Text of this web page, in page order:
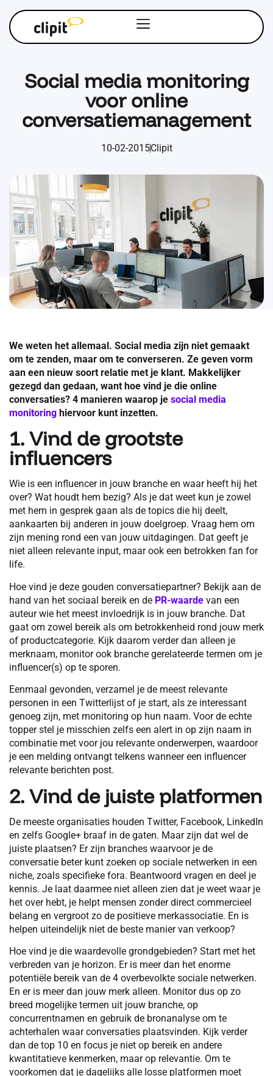
Social media monitoring
voor online
conversatiemanagement
10-02-2015Clipit
We weten het allemaal. Social media zijn niet gemaakt
om te zenden, maar om te converseren. Ze geven vorm
aan een nieuw soort relatie met je klant. Makkelijker
gezegd dan gedaan, want hoe vind je die online
conversaties? 4 manieren waarop je social media
monitoring hiervoor kunt inzetten.
1. Vind de grootste
influencers
Wie is een influencer in jouw branche en waar heeft hij het
over? Wat houdt hem bezig? Als je dat weet kun je zowel
met hem in gesprek gaan als de topics die hij deelt,
aankaarten bij anderen in jouw doelgroep. Vraag hem om
zijn mening rond een van jouw uitdagingen. Dat geeft je
niet alleen relevante input, maar ook een betrokken fan for
life.
Hoe vind je deze gouden conversatiepartner? Bekijk aan de
hand van het sociaal bereik en de PR-waarde van een
auteur wie het meest invloedrijk is in jouw branche. Dat
gaat om zowel bereik als om betrokkenheid rond jouw merk
of productcategorie. Kijk daarom verder dan alleen je
merknaam, monitor ook branche gerelateerde termen om je
influencer(s) op te sporen.
Eenmaal gevonden, verzamel je de meest relevante
personen in een Twitterlijst of je start, als ze interessant
genoeg zijn, met monitoring op hun naam. Voor de echte
topper stel je misschien zelfs een alert in op zijn naam in
combinatie met voor jou relevante onderwerpen, waardoor
je een melding ontvangt telkens wanneer een influencer
relevante berichten post.
2. Vind de juiste platformen
De meeste organisaties houden Twitter, Facebook, LinkedIn
en zelfs Google+ braaf in de gaten. Maar zijn dat wel de
juiste plaatsen? Er zijn branches waarvoor je de
conversatie beter kunt zoeken op sociale netwerken in een
niche, zoals specifieke fora. Beantwoord vragen en deel je
kennis. Je laat daarmee niet alleen zien dat je weet waar je
het over hebt, je helpt mensen zonder direct commercieel
belang en vergroot zo de positieve merkassociatie. En is
helpen uiteindelijk niet de beste manier van verkoop?
Hoe vind je die waardevolle grondgebieden? Start met het
verbreden van je horizon. Er is meer dan het enorme
potentiële bereik van de 4 overbevolkte sociale netwerken.
En er is meer dan jouw merk alleen. Monitor dus op zo
breed mogelijke termen uit jouw branche, op
concurrentnamen en gebruik de bronanalyse om te
achterhalen waar conversaties plaatsvinden. Kijk verder
dan de top 10 en focus je niet op bereik en andere
kwantitatieve kenmerken, maar op relevantie. Om te
voorkomen dat je dagelijks alle losse platformen moet